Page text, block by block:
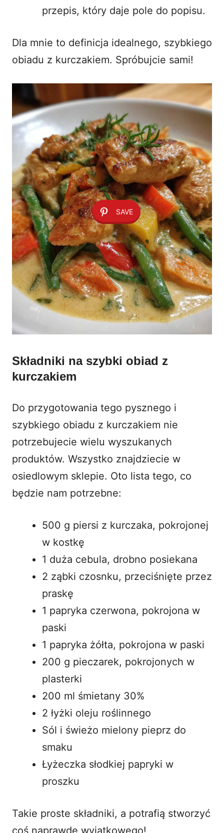
przepis, który daje pole do popisu.
Dla mnie to definicja idealnego, szybkiego
obiadu z kurczakiem. Spróbujcie sami!
SAVE
Składniki na szybki obiad z
kurczakiem
Do przygotowania tego pysznego i
szybkiego obiadu z kurczakiem nie
potrzebujecie wielu wyszukanych
produktów. Wszystko znajdziecie w
osiedlowym sklepie. Oto lista tego, co
będzie nam potrzebne:
500 g piersi z kurczaka, pokrojonej
w kostkę
1 duża cebula, drobno posiekana
2 ząbki czosnku, przeciśnięte przez
praskę
1 papryka czerwona, pokrojona w
paski
1 papryka żółta, pokrojona w paski
200 g pieczarek, pokrojonych w
plasterki
200 ml śmietany 30%
2 łyżki oleju roślinnego
Sól i świeżo mielony pieprz do
smaku
Łyżeczka słodkiej papryki w
proszku
Takie proste składniki, a potrafią stworzyć
coś naprawdę wyjątkowego!